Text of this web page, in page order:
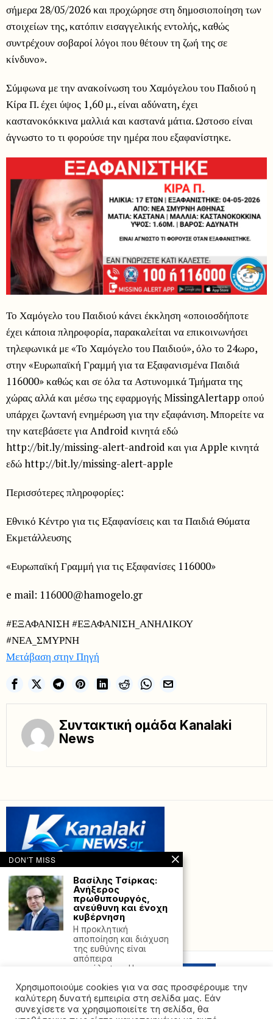
σήμερα 28/05/2026 και προχώρησε στη δημοσιοποίηση των
στοιχείων της, κατόπιν εισαγγελικής εντολής, καθώς
συντρέχουν σοβαροί λόγοι που θέτουν τη ζωή της σε
κίνδυνο».
Σύμφωνα με την ανακοίνωση του Χαμόγελου του Παδιού η
Κίρα Π. έχει ύψος 1,60 μ., είναι αδύνατη, έχει
καστανοκόκκινα μαλλιά και καστανά μάτια. Ωστοσο είναι
άγνωστο το τι φορούσε την ημέρα που εξαφανίστηκε.
Το Χαμόγελο του Παιδιού κάνει έκκληση «οποιοσδήποτε
έχει κάποια πληροφορία, παρακαλείται να επικοινωνήσει
τηλεφωνικά με «Το Χαμόγελο του Παιδιού», όλο το 24ωρο,
στην «Ευρωπαϊκή Γραμμή για τα Εξαφανισμένα Παιδιά
116000» καθώς και σε όλα τα Αστυνομικά Τμήματα της
χώρας αλλά και μέσω της εφαρμογής MissingAlertapp οπού
υπάρχει ζωντανή ενημέρωση για την εξαφάνιση. Μπορείτε να
την κατεβάσετε για Android κινητά εδώ
http://bit.ly/missing-alert-android και για Apple κινητά
εδώ http://bit.ly/missing-alert-apple
Περισσότερες πληροφορίες:
Εθνικό Κέντρο για τις Εξαφανίσεις και τα Παιδιά Θύματα
Εκμετάλλευσης
«Ευρωπαϊκή Γραμμή για τις Εξαφανίσες 116000»
e mail: 116000@hamogelo.gr
#ΕΞΑΦΑΝΙΣΗ #ΕΞΑΦΑΝΙΣΗ_ΑΝΗΛΙΚΟΥ
#ΝΕΑ_ΣΜΥΡΝΗ
Μετάβαση στην Πηγή
Συντακτική ομάδα Kanalaki
News
by Hostville”)
Χρησιμοποιούμε cookies για να σας προσφέρουμε την
καλύτερη δυνατή εμπειρία στη σελίδα μας. Εάν
συνεχίσετε να χρησιμοποιείτε τη σελίδα, θα
DON'T MISS
Βασίλης Τσίρκας:
Ανήξερος
πρωθυπουργός,
ανεύθυνη και ένοχη
κυβέρνηση
Η προκλητική
αποποίηση και διάχυση
της ευθύνης είναι
απόπειρα
συγκάλυψης. Η
Ιδιοκτήτες
καταστημάτων στα
Ιωάννινα
συνελήφθησαν για